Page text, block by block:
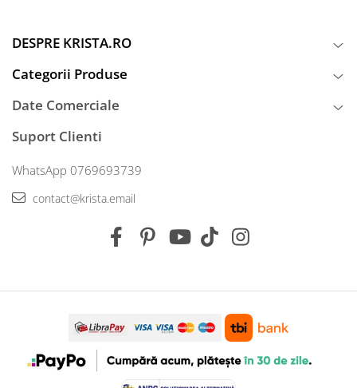
DESPRE KRISTA.RO
Categorii Produse
Date Comerciale
Suport Clienti
WhatsApp 0769693739
contact@krista.email